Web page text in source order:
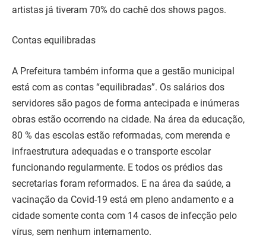
artistas já tiveram 70% do cachê dos shows pagos.
Contas equilibradas
A Prefeitura também informa que a gestão municipal
está com as contas “equilibradas”. Os salários dos
servidores são pagos de forma antecipada e inúmeras
obras estão ocorrendo na cidade. Na área da educação,
80 % das escolas estão reformadas, com merenda e
infraestrutura adequadas e o transporte escolar
funcionando regularmente. E todos os prédios das
secretarias foram reformados. E na área da saúde, a
vacinação da Covid-19 está em pleno andamento e a
cidade somente conta com 14 casos de infecção pelo
vírus, sem nenhum internamento.